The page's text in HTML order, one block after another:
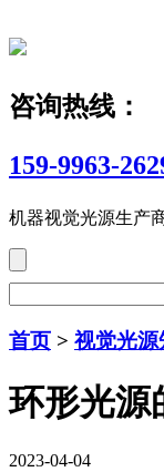
咨询热线：
159-9963-
机器视觉光源生产
首页 > 视觉光源
环形光源
2023-04-04